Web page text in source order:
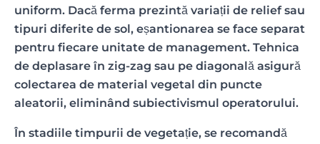
uniform. Dacă ferma prezintă variații de relief sau
tipuri diferite de sol, eșantionarea se face separat
pentru fiecare unitate de management. Tehnica
de deplasare în zig-zag sau pe diagonală asigură
colectarea de material vegetal din puncte
aleatorii, eliminând subiectivismul operatorului.
În stadiile timpurii de vegetație, se recomandă